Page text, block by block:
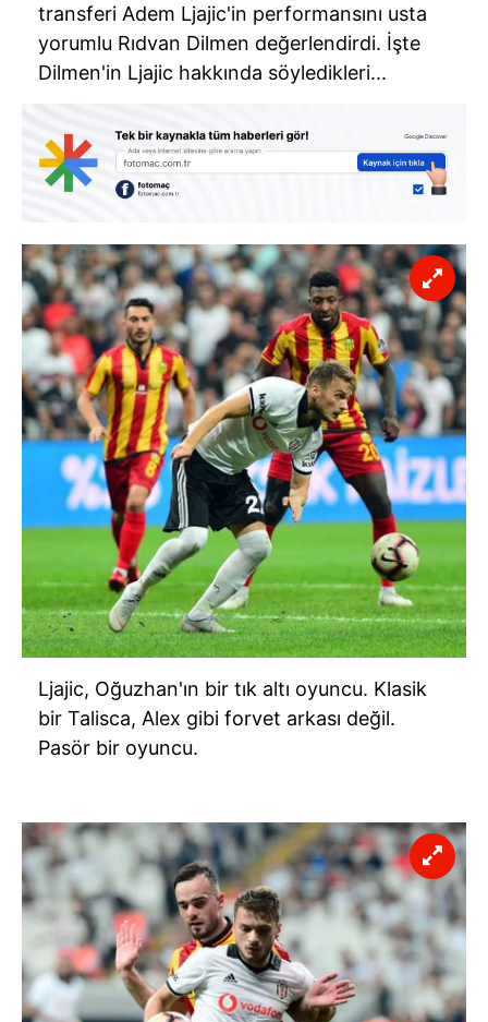
transferi Adem Ljajic'in performansını usta
yorumlu Rıdvan Dilmen değerlendirdi. İşte
Dilmen'in Ljajic hakkında söyledikleri...
Ljajic, Oğuzhan'ın bir tık altı oyuncu. Klasik
bir Talisca, Alex gibi forvet arkası değil.
Pasör bir oyuncu.